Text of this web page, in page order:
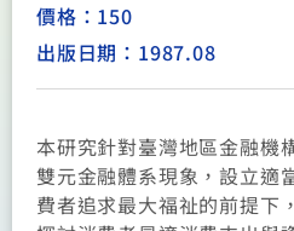
價格：150
出版日期：1987.08
本研究針對臺灣地區金融機
雙元金融體系現象，設立適
費者追求最大福祉的前提下